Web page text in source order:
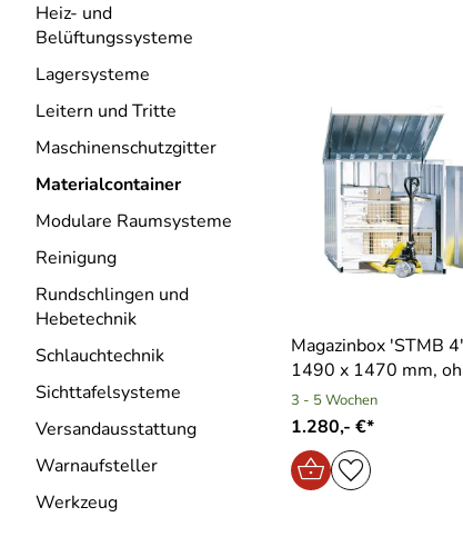
Heiz- und
Belüftungssysteme
Lagersysteme
Leitern und Tritte
Maschinenschutzgitter
Materialcontainer
Modulare Raumsysteme
Reinigung
Rundschlingen und
Hebetechnik
Schlauchtechnik
Sichttafelsysteme
Versandausstattung
Warnaufsteller
Werkzeug
Magazinbox ′STMB
1490 x 1470 mm,
3 - 5 Wochen
1.280,- €*